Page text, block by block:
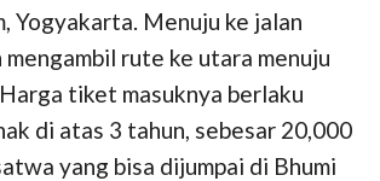
Yogyakarta. Menuju ke jalan
mengambil rute ke utara menuju
tiket masuknya berlaku
di atas 3 tahun, sebesar 20,000
yang bisa dijumpai di Bhumi